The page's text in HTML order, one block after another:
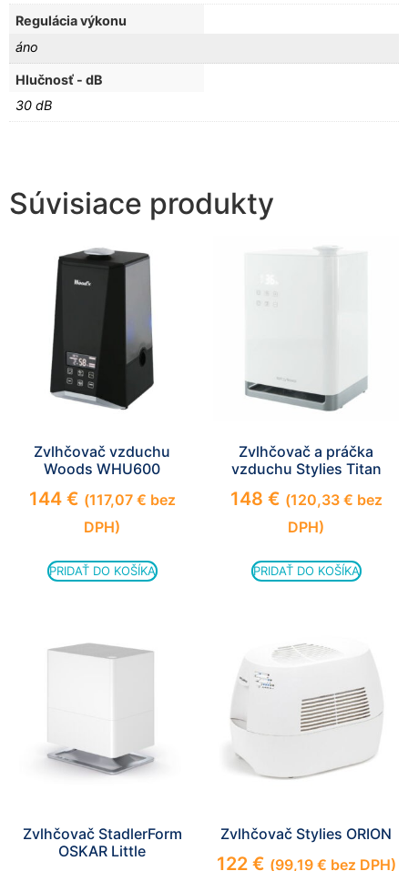
Regulácia výkonu
áno
Hlučnosť - dB
30 dB
Súvisiace produkty
Zvlhčovač vzduchu
Woods WHU600
144 € (117,07 € bez
DPH)
PRIDAŤ DO KOŠÍKA
Zvlhčovač a práčka
vzduchu Stylies Titan
148 € (120,33 € bez
DPH)
PRIDAŤ DO KOŠÍKA
Zvlhčovač StadlerForm
OSKAR Little
Zvlhčovač Stylies ORION
122 € (99,19 € bez DPH)